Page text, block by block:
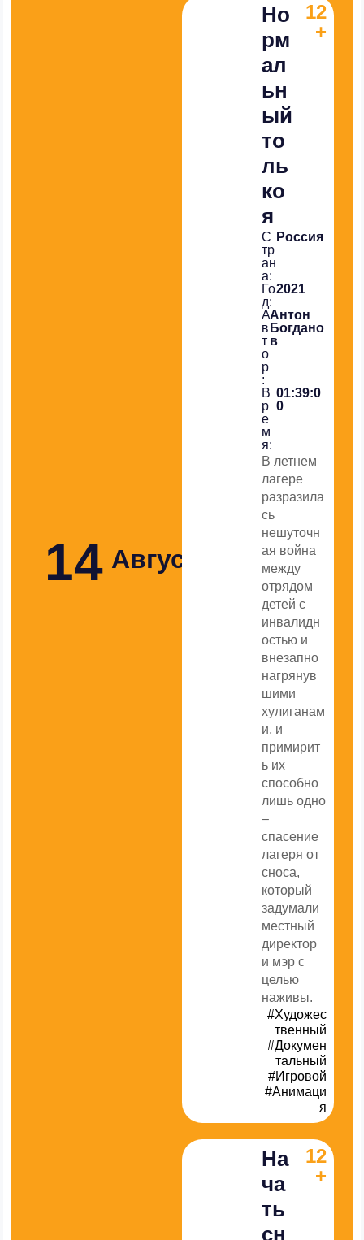
14 Августа
Но
рм
ал
ьн
ый
то
ль
ко
я
12
+
С
тр
ан
а:
Россия
Го
д:
2021
А
в
т
о
р
:
Антон
Богдано
в
В
р
е
м
я:
01:39:0
0
В летнем
лагере
разразила
сь
нешуточн
ая война
между
отрядом
детей с
инвалидн
остью и
внезапно
нагрянув
шими
хулиганам
и, и
примирит
ь их
способно
лишь одно
–
спасение
лагеря от
сноса,
который
задумали
местный
директор
и мэр с
целью
наживы.
#Художес
твенный
#Докумен
тальный
#Игровой
#Анимаци
я
На
ча
ть
сн
12
+